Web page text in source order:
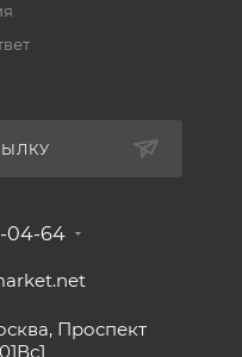
04-64
Проспект